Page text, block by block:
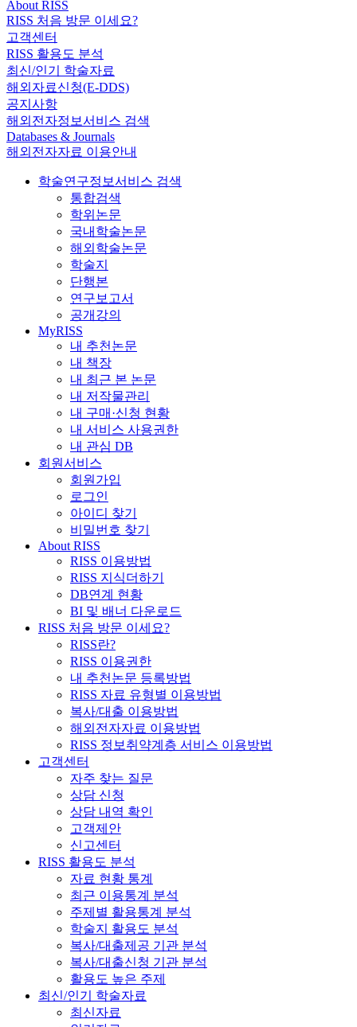
About RISS
RISS 처음 방문 이세요?
고객센터
RISS 활용도 분석
최신/인기 학술자료
해외자료신청(E-DDS)
공지사항
해외전자정보서비스 검색
Databases & Journals
해외전자자료 이용안내
학술연구정보서비스 검색
통합검색
학위논문
국내학술논문
해외학술논문
학술지
단행본
연구보고서
공개강의
MyRISS
내 추천논문
내 책장
내 최근 본 논문
내 저작물관리
내 구매·신청 현황
내 서비스 사용권한
내 관심 DB
회원서비스
회원가입
로그인
아이디 찾기
비밀번호 찾기
About RISS
RISS 이용방법
RISS 지식더하기
DB연계 현황
BI 및 배너 다운로드
RISS 처음 방문 이세요?
RISS란?
RISS 이용권한
내 추천논문 등록방법
RISS 자료 유형별 이용방법
복사/대출 이용방법
해외전자자료 이용방법
RISS 정보취약계층 서비스 이용방법
고객센터
자주 찾는 질문
상담 신청
상담 내역 확인
고객제안
신고센터
RISS 활용도 분석
자료 현황 통계
최근 이용통계 분석
주제별 활용통계 분석
학술지 활용도 분석
복사/대출제공 기관 분석
복사/대출신청 기관 분석
활용도 높은 주제
최신/인기 학술자료
최신자료